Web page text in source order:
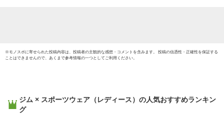
※モノスポに寄せられた投稿内容は、投稿者の主観的な感想・コメントを含みます。 投稿の信憑性・正確性を保証する
ことはできませんので、あくまで参考情報の一つとしてご利用ください。
ジム × スポーツウェア（レディース） の人気おすすめランキン
グ